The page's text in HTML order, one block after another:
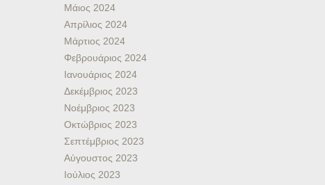
Μάιος 2024
Απρίλιος 2024
Μάρτιος 2024
Φεβρουάριος 2024
Ιανουάριος 2024
Δεκέμβριος 2023
Νοέμβριος 2023
Οκτώβριος 2023
Σεπτέμβριος 2023
Αύγουστος 2023
Ιούλιος 2023